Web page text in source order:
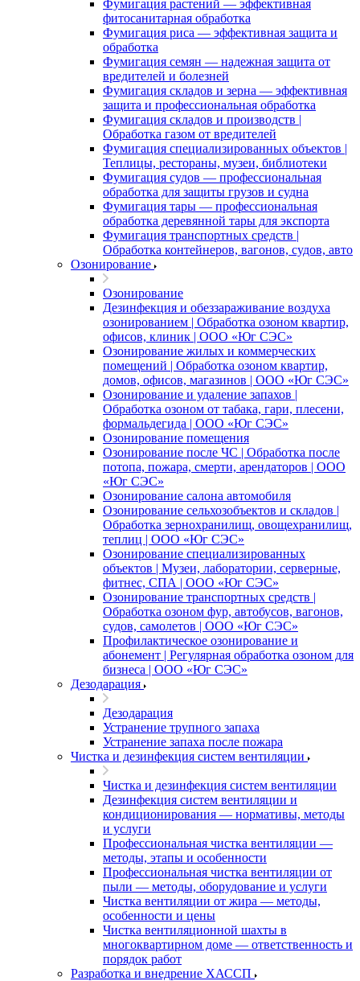
Фумигация растений — эффективная
фитосанитарная обработка
Фумигация риса — эффективная защита и
обработка
Фумигация семян — надежная защита от
вредителей и болезней
Фумигация складов и зерна — эффективная
защита и профессиональная обработка
Фумигация складов и производств |
Обработка газом от вредителей
Фумигация специализированных объектов |
Теплицы, рестораны, музеи, библиотеки
Фумигация судов — профессиональная
обработка для защиты грузов и судна
Фумигация тары — профессиональная
обработка деревянной тары для экспорта
Фумигация транспортных средств |
Обработка контейнеров, вагонов, судов, авто
Озонирование
Озонирование
Дезинфекция и обеззараживание воздуха
озонированием | Обработка озоном квартир,
офисов, клиник | ООО «Юг СЭС»
Озонирование жилых и коммерческих
помещений | Обработка озоном квартир,
домов, офисов, магазинов | ООО «Юг СЭС»
Озонирование и удаление запахов |
Обработка озоном от табака, гари, плесени,
формальдегида | ООО «Юг СЭС»
Озонирование помещения
Озонирование после ЧС | Обработка после
потопа, пожара, смерти, арендаторов | ООО
«Юг СЭС»
Озонирование салона автомобиля
Озонирование сельхозобъектов и складов |
Обработка зернохранилищ, овощехранилищ,
теплиц | ООО «Юг СЭС»
Озонирование специализированных
объектов | Музеи, лаборатории, серверные,
фитнес, СПА | ООО «Юг СЭС»
Озонирование транспортных средств |
Обработка озоном фур, автобусов, вагонов,
судов, самолетов | ООО «Юг СЭС»
Профилактическое озонирование и
абонемент | Регулярная обработка озоном для
бизнеса | ООО «Юг СЭС»
Дезодарация
Дезодарация
Устранение трупного запаха
Устранение запаха после пожара
Чистка и дезинфекция систем вентиляции
Чистка и дезинфекция систем вентиляции
Дезинфекция систем вентиляции и
кондиционирования — нормативы, методы
и услуги
Профессиональная чистка вентиляции —
методы, этапы и особенности
Профессиональная чистка вентиляции от
пыли — методы, оборудование и услуги
Чистка вентиляции от жира — методы,
особенности и цены
Чистка вентиляционной шахты в
многоквартирном доме — ответственность и
порядок работ
Разработка и внедрение ХАССП